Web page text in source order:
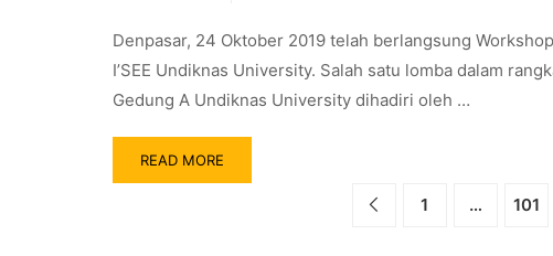
Denpasar, 24 Oktober 2019 telah berlangsung
I’SEE Undiknas University. Salah satu lomba dalam
Gedung A Undiknas University dihadiri oleh …
READ MORE
1 … 101